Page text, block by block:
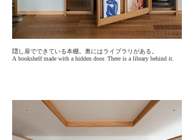
隠し扉でできている本棚。奥にはライブラリがある。
A bookshelf made with a hidden door. There is a library behind it.